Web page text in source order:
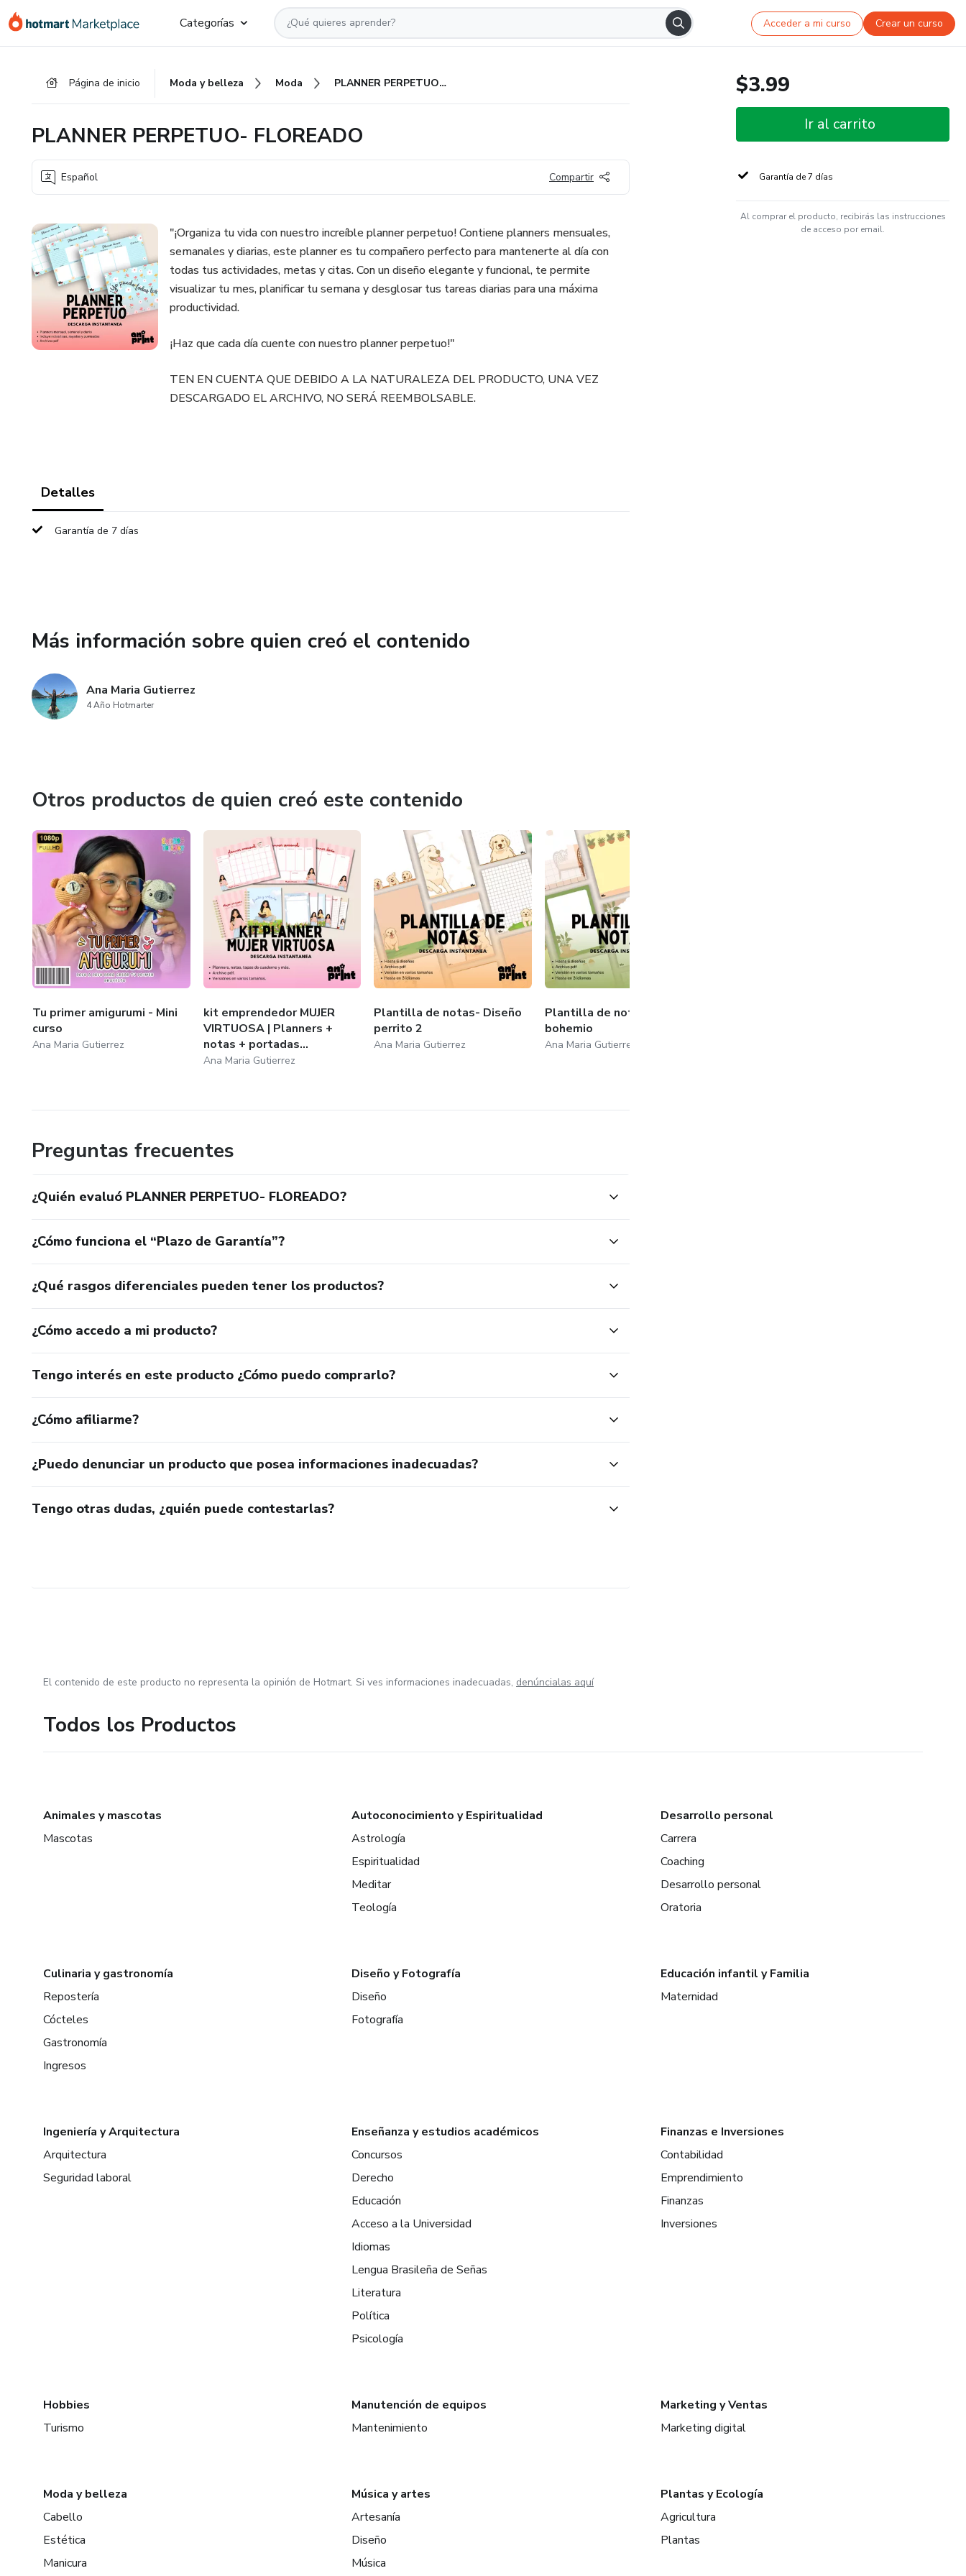
Categorías Acceder a mi curso Crear un curso
Página de inicio Moda y belleza Moda PLANNER PERPETUO- FLOREADO
PLANNER PERPETUO- FLOREADO
Español Compartir
"¡Organiza tu vida con nuestro increíble planner perpetuo! Contiene planners mensuales,
semanales y diarias, este planner es tu compañero perfecto para mantenerte al día con
todas tus actividades, metas y citas. Con un diseño elegante y funcional, te permite
visualizar tu mes, planificar tu semana y desglosar tus tareas diarias para una máxima
productividad.
¡Haz que cada día cuente con nuestro planner perpetuo!"
TEN EN CUENTA QUE DEBIDO A LA NATURALEZA DEL PRODUCTO, UNA VEZ
DESCARGADO EL ARCHIVO, NO SERÁ REEMBOLSABLE.
Detalles
Garantía de 7 días
Más información sobre quien creó el contenido
Ana Maria Gutierrez
4 Año Hotmarter
Otros productos de quien creó este contenido
Tu primer amigurumi - Mini
curso
Ana Maria Gutierrez
kit emprendedor MUJER
VIRTUOSA | Planners +
notas + portadas...
Ana Maria Gutierrez
Plantilla de notas- Diseño
perrito 2
Ana Maria Gutierrez
Plantilla de notas- Diseño
bohemio
Ana Maria Gutierrez
Preguntas frecuentes
¿Quién evaluó PLANNER PERPETUO- FLOREADO?
¿Cómo funciona el “Plazo de Garantía”?
¿Qué rasgos diferenciales pueden tener los productos?
¿Cómo accedo a mi producto?
Tengo interés en este producto ¿Cómo puedo comprarlo?
¿Cómo afiliarme?
¿Puedo denunciar un producto que posea informaciones inadecuadas?
Tengo otras dudas, ¿quién puede contestarlas?
$3.99
Ir al carrito
Garantía de 7 días
Al comprar el producto, recibirás las instrucciones
de acceso por email.
El contenido de este producto no representa la opinión de Hotmart. Si ves informaciones inadecuadas, denúncialas aquí
Todos los Productos
Animales y mascotas
Mascotas
Autoconocimiento y Espiritualidad
Astrología
Espiritualidad
Meditar
Teología
Desarrollo personal
Carrera
Coaching
Desarrollo personal
Oratoria
Culinaria y gastronomía
Repostería
Cócteles
Gastronomía
Ingresos
Diseño y Fotografía
Diseño
Fotografía
Educación infantil y Familia
Maternidad
Ingeniería y Arquitectura
Arquitectura
Seguridad laboral
Enseñanza y estudios académicos
Concursos
Derecho
Educación
Acceso a la Universidad
Idiomas
Lengua Brasileña de Señas
Literatura
Política
Psicología
Finanzas e Inversiones
Contabilidad
Emprendimiento
Finanzas
Inversiones
Hobbies
Turismo
Manutención de equipos
Mantenimiento
Marketing y Ventas
Marketing digital
Moda y belleza
Cabello
Estética
Manicura
Música y artes
Artesanía
Diseño
Música
Plantas y Ecología
Agricultura
Plantas